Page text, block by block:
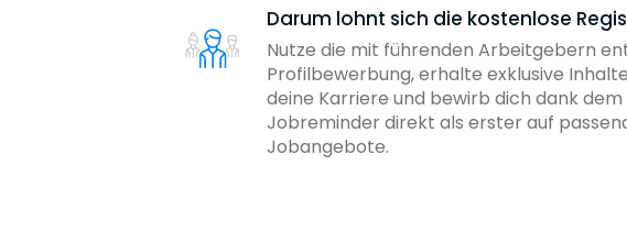
Darum lohnt sich die kostenlose
Nutze die mit führenden Arbeitgebern
Profilbewerbung, erhalte exklusive
deine Karriere und bewirb dich dank dem
Jobreminder direkt als erster auf
Jobangebote.